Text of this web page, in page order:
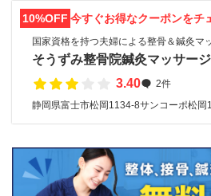
10%OFF 今すぐお得なクーポンをチ
国家資格を持つ夫婦による整骨＆鍼灸マ
そうずみ整骨院鍼灸マッサー
3.40
2件
静岡県富士市松岡1134-8サンコーポ松岡